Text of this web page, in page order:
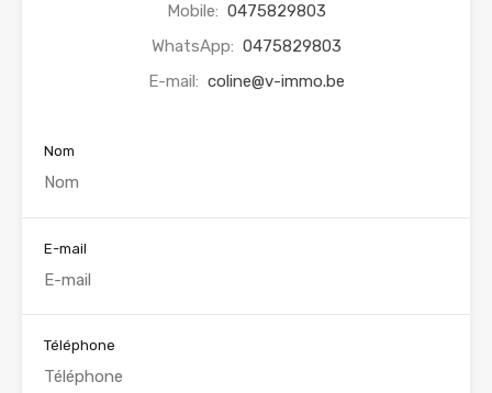
Mobile: 0475829803
WhatsApp: 0475829803
E-mail: coline@v-immo.be
Nom
E-mail
Téléphone